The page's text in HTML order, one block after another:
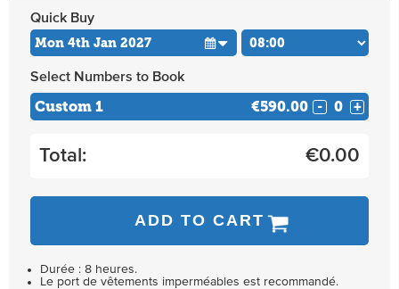
Quick Buy
Select Numbers to Book
Custom 1 €590.00 - +
Total: €0.00
ADD TO CART
Durée : 8 heures.
Le port de vêtements imperméables est recommandé.